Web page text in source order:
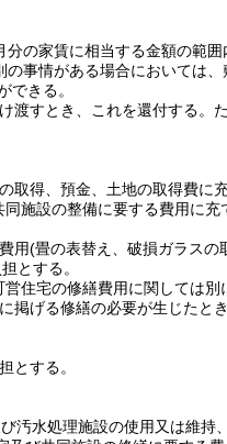
の家賃に相当する金額の範囲
の事情がある場合においては
できる。
渡すとき、これを還付する。
取得、預金、土地の取得費に
施設の整備に要する費用に
用(畳の表替え、破損ガラスの
とする。
住宅の修繕費用に関しては別
に掲げる修繕の必要が生じたとき
とする。
汚水処理施設の使用又は維持